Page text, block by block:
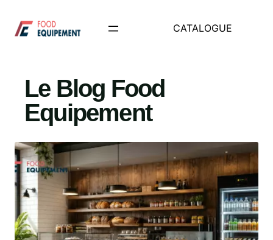
CATALOGUE
Le Blog Food
Equipement